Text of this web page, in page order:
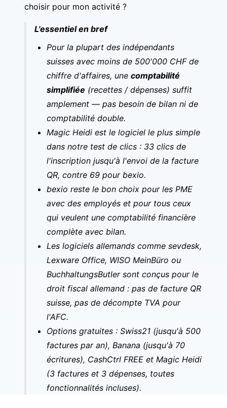
choisir pour mon activité ?
L'essentiel en bref
Pour la plupart des indépendants
suisses avec moins de 500'000 CHF de
chiffre d'affaires, une comptabilité
simplifiée (recettes / dépenses) suffit
amplement — pas besoin de bilan ni de
comptabilité double.
Magic Heidi est le logiciel le plus simple
dans notre test de clics : 33 clics de
l'inscription jusqu'à l'envoi de la facture
QR, contre 69 pour bexio.
bexio reste le bon choix pour les PME
avec des employés et pour tous ceux
qui veulent une comptabilité financière
complète avec bilan.
Les logiciels allemands comme sevdesk,
Lexware Office, WISO MeinBüro ou
BuchhaltungsButler sont conçus pour le
droit fiscal allemand : pas de facture QR
suisse, pas de décompte TVA pour
l'AFC.
Options gratuites : Swiss21 (jusqu'à 500
factures par an), Banana (jusqu'à 70
écritures), CashCtrl FREE et Magic Heidi
(3 factures et 3 dépenses, toutes
fonctionnalités incluses).